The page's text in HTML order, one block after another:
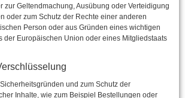
zur Geltendmachung, Ausübung oder Verteidigung
oder zum Schutz der Rechte einer anderen
Person oder aus Gründen eines wichtigen
der Europäischen Union oder eines Mitgliedstaats
und zum Schutz der
Inhalte, wie zum Beispiel Bestellungen oder